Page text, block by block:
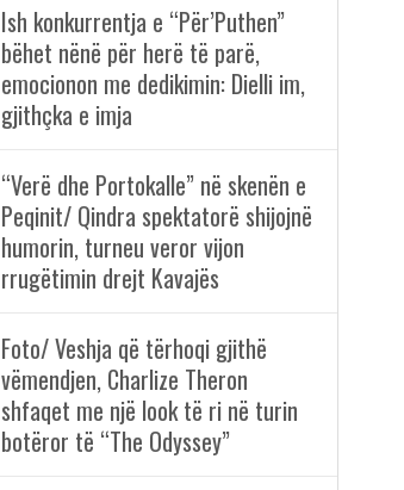
Ish konkurrentja e “Për’Puthen”
bëhet nënë për herë të parë,
emocionon me dedikimin: Dielli im,
gjithçka e imja
“Verë dhe Portokalle” në skenën e
Peqinit/ Qindra spektatorë shijojnë
humorin, turneu veror vijon
rrugëtimin drejt Kavajës
Foto/ Veshja që tërhoqi gjithë
vëmendjen, Charlize Theron
shfaqet me një look të ri në turin
botëror të “The Odyssey”